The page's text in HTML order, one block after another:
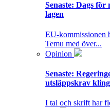
Senaste: Dags för
lagen
EU-kommissionen
Temu med över...
Opinion
Senaste:
utsläppskrav
I tal och skrift har